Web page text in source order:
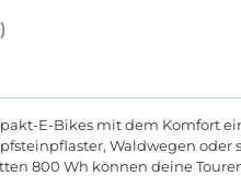
E-Bikes mit dem Komfort
Waldwegen oder
800 Wh können deine